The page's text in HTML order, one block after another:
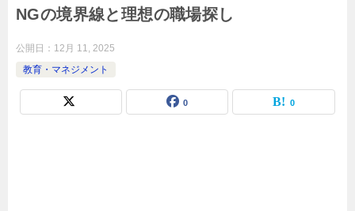
NGの境界線と理想の職場探し
公開日： 12月 11, 2025
教育・マネジメント
0 0